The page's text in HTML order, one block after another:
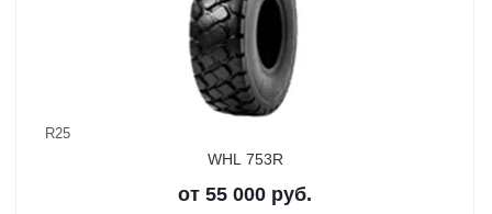
R25
WHL 753R
от 55 000 руб.